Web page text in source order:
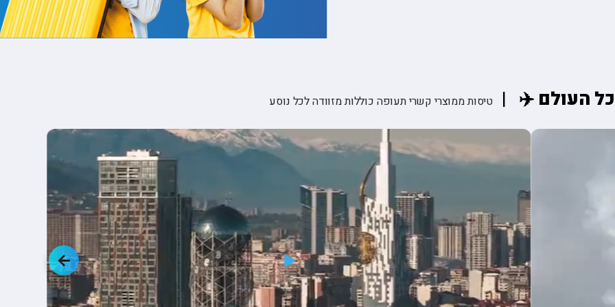
רובי וויליאמס
העולם ✈️ טיסות ממוצרי קשרי תעופה כוללות מזוודה לכל נוסע